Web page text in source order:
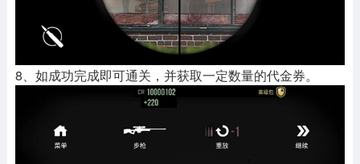
8、如成功完成即可通关，并获取一定数量的代金券。